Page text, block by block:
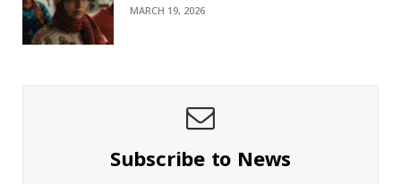
MARCH 19, 2026
Subscribe to News